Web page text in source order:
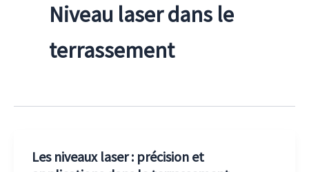
Niveau laser dans le
terrassement
Les niveaux laser : précision et